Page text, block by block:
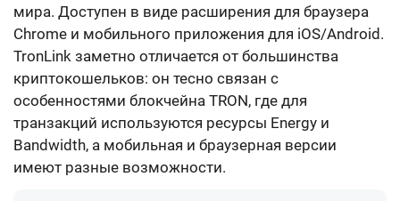
мира. Доступен в виде расширения для браузера
Chrome и мобильного приложения для iOS/Android.
TronLink заметно отличается от большинства
криптокошельков: он тесно связан с
особенностями блокчейна TRON, где для
транзакций используются ресурсы Energy и
Bandwidth, а мобильная и браузерная версии
имеют разные возможности.